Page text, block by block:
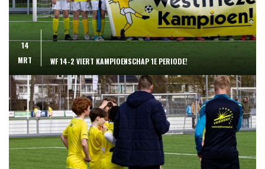
14
MRT
WF 14-2 VIERT KAMPIOENSCHAP 1E PERIODE!